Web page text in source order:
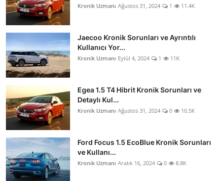
Kronik Uzmanı Ağustos 31, 2024 1 11.4K
Jaecoo Kronik Sorunları ve Ayrıntılı
Kullanıcı Yor...
Kronik Uzmanı Eylül 4, 2024 1 11K
Egea 1.5 T4 Hibrit Kronik Sorunları ve
Detaylı Kul...
Kronik Uzmanı Ağustos 31, 2024 0 10.5K
Ford Focus 1.5 EcoBlue Kronik Sorunları
ve Kullanı...
Kronik Uzmanı Aralık 16, 2024 0 8.8K